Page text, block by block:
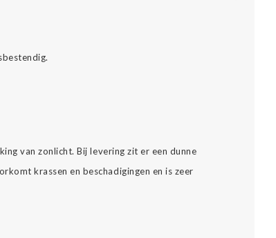
van zonlicht. Bij levering zit er een dunne
krassen en beschadigingen en is zeer